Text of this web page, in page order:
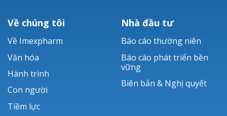
Về chúng tôi
Về Imexpharm
Văn hóa
Hành trình
Con người
Tiềm lực
Nhà đầu tư
Báo cáo thường niên
Báo cáo phát triển bền
vững
Biên bản & Nghị quyết